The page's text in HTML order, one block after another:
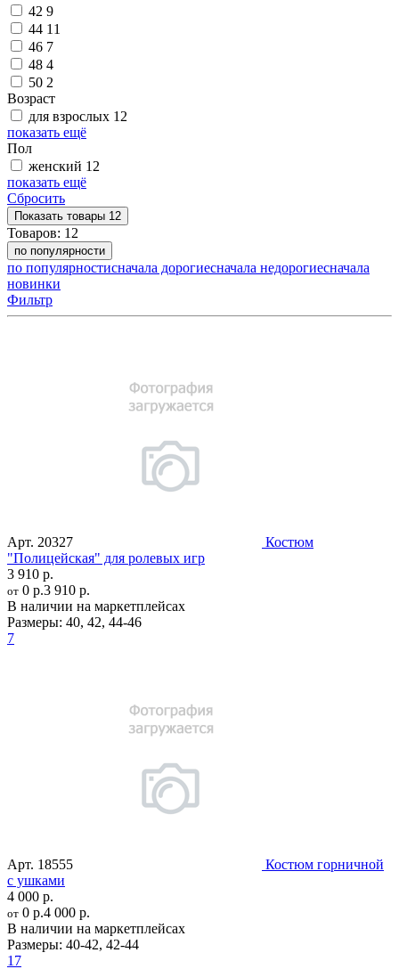
42 9
44 11
46 7
48 4
50 2
Возраст
для взрослых 12
показать ещё
Пол
женский 12
показать ещё
Сбросить
Показать товары 12
Товаров: 12
по популярности
по популярностисначала дорогиесначала недорогиесначала
новинки
Фильтр
Арт. 20327
Костюм
"Полицейская" для ролевых игр
3 910 р.
от 0 р.3 910 р.
В наличии на маркетплейсах
Размеры: 40, 42, 44-46
7
Арт. 18555
Костюм горничной
с ушками
4 000 р.
от 0 р.4 000 р.
В наличии на маркетплейсах
Размеры: 40-42, 42-44
17